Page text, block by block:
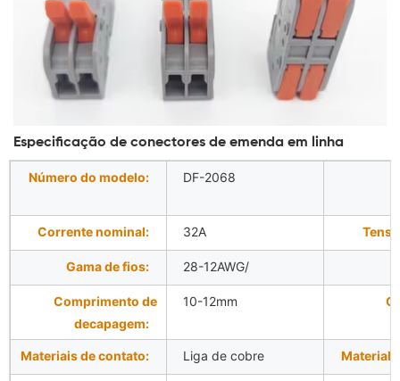
Especificação de conectores de emenda em linha
Número do modelo: DF-2068
Corrente nominal: 32A
Gama de fios: 28-12AWG/
Comprimento de
decapagem:
10-12mm
Materiais de contato: Liga de cobre Material